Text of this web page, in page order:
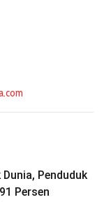
Penduduk
Persen